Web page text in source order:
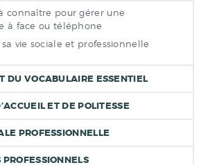
connaître pour gérer une
à face ou téléphone
vie sociale et professionnelle
DU VOCABULAIRE ESSENTIEL
ET DE POLITESSE
PROFESSIONNELLE